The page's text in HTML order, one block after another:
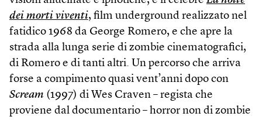
dei morti viventi, film underground realizzato nel
fatidico 1968 da George Romero, e che apre la
strada alla lunga serie di zombie cinematografici,
di Romero e di tanti altri. Un percorso che arriva
forse a compimento quasi vent’anni dopo con
Scream (1997) di Wes Craven – regista che
proviene dal documentario – horror non di zombie